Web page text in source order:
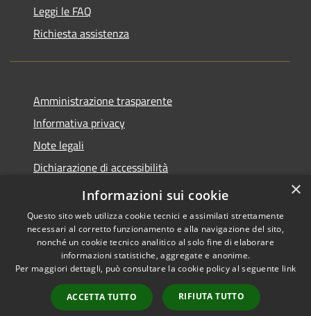
Leggi le FAQ
Richiesta assistenza
Amministrazione trasparente
Informativa privacy
Note legali
Dichiarazione di accessibilità
Piano di miglioramento del sito
Accessibility
Copyright © 2026 • Comune di
Dalmine • Powered by
Municipium•
Admin
access
×
Informazioni sui cookie
Questo sito web utilizza cookie tecnici e assimilati strettamente
necessari al corretto funzionamento e alla navigazione del sito,
nonché un cookie tecnico analitico al solo fine di elaborare
informazioni statistiche, aggregate e anonime.
Per maggiori dettagli, può consultare la cookie policy al seguente link
ACCETTA TUTTO RIFIUTA TUTTO